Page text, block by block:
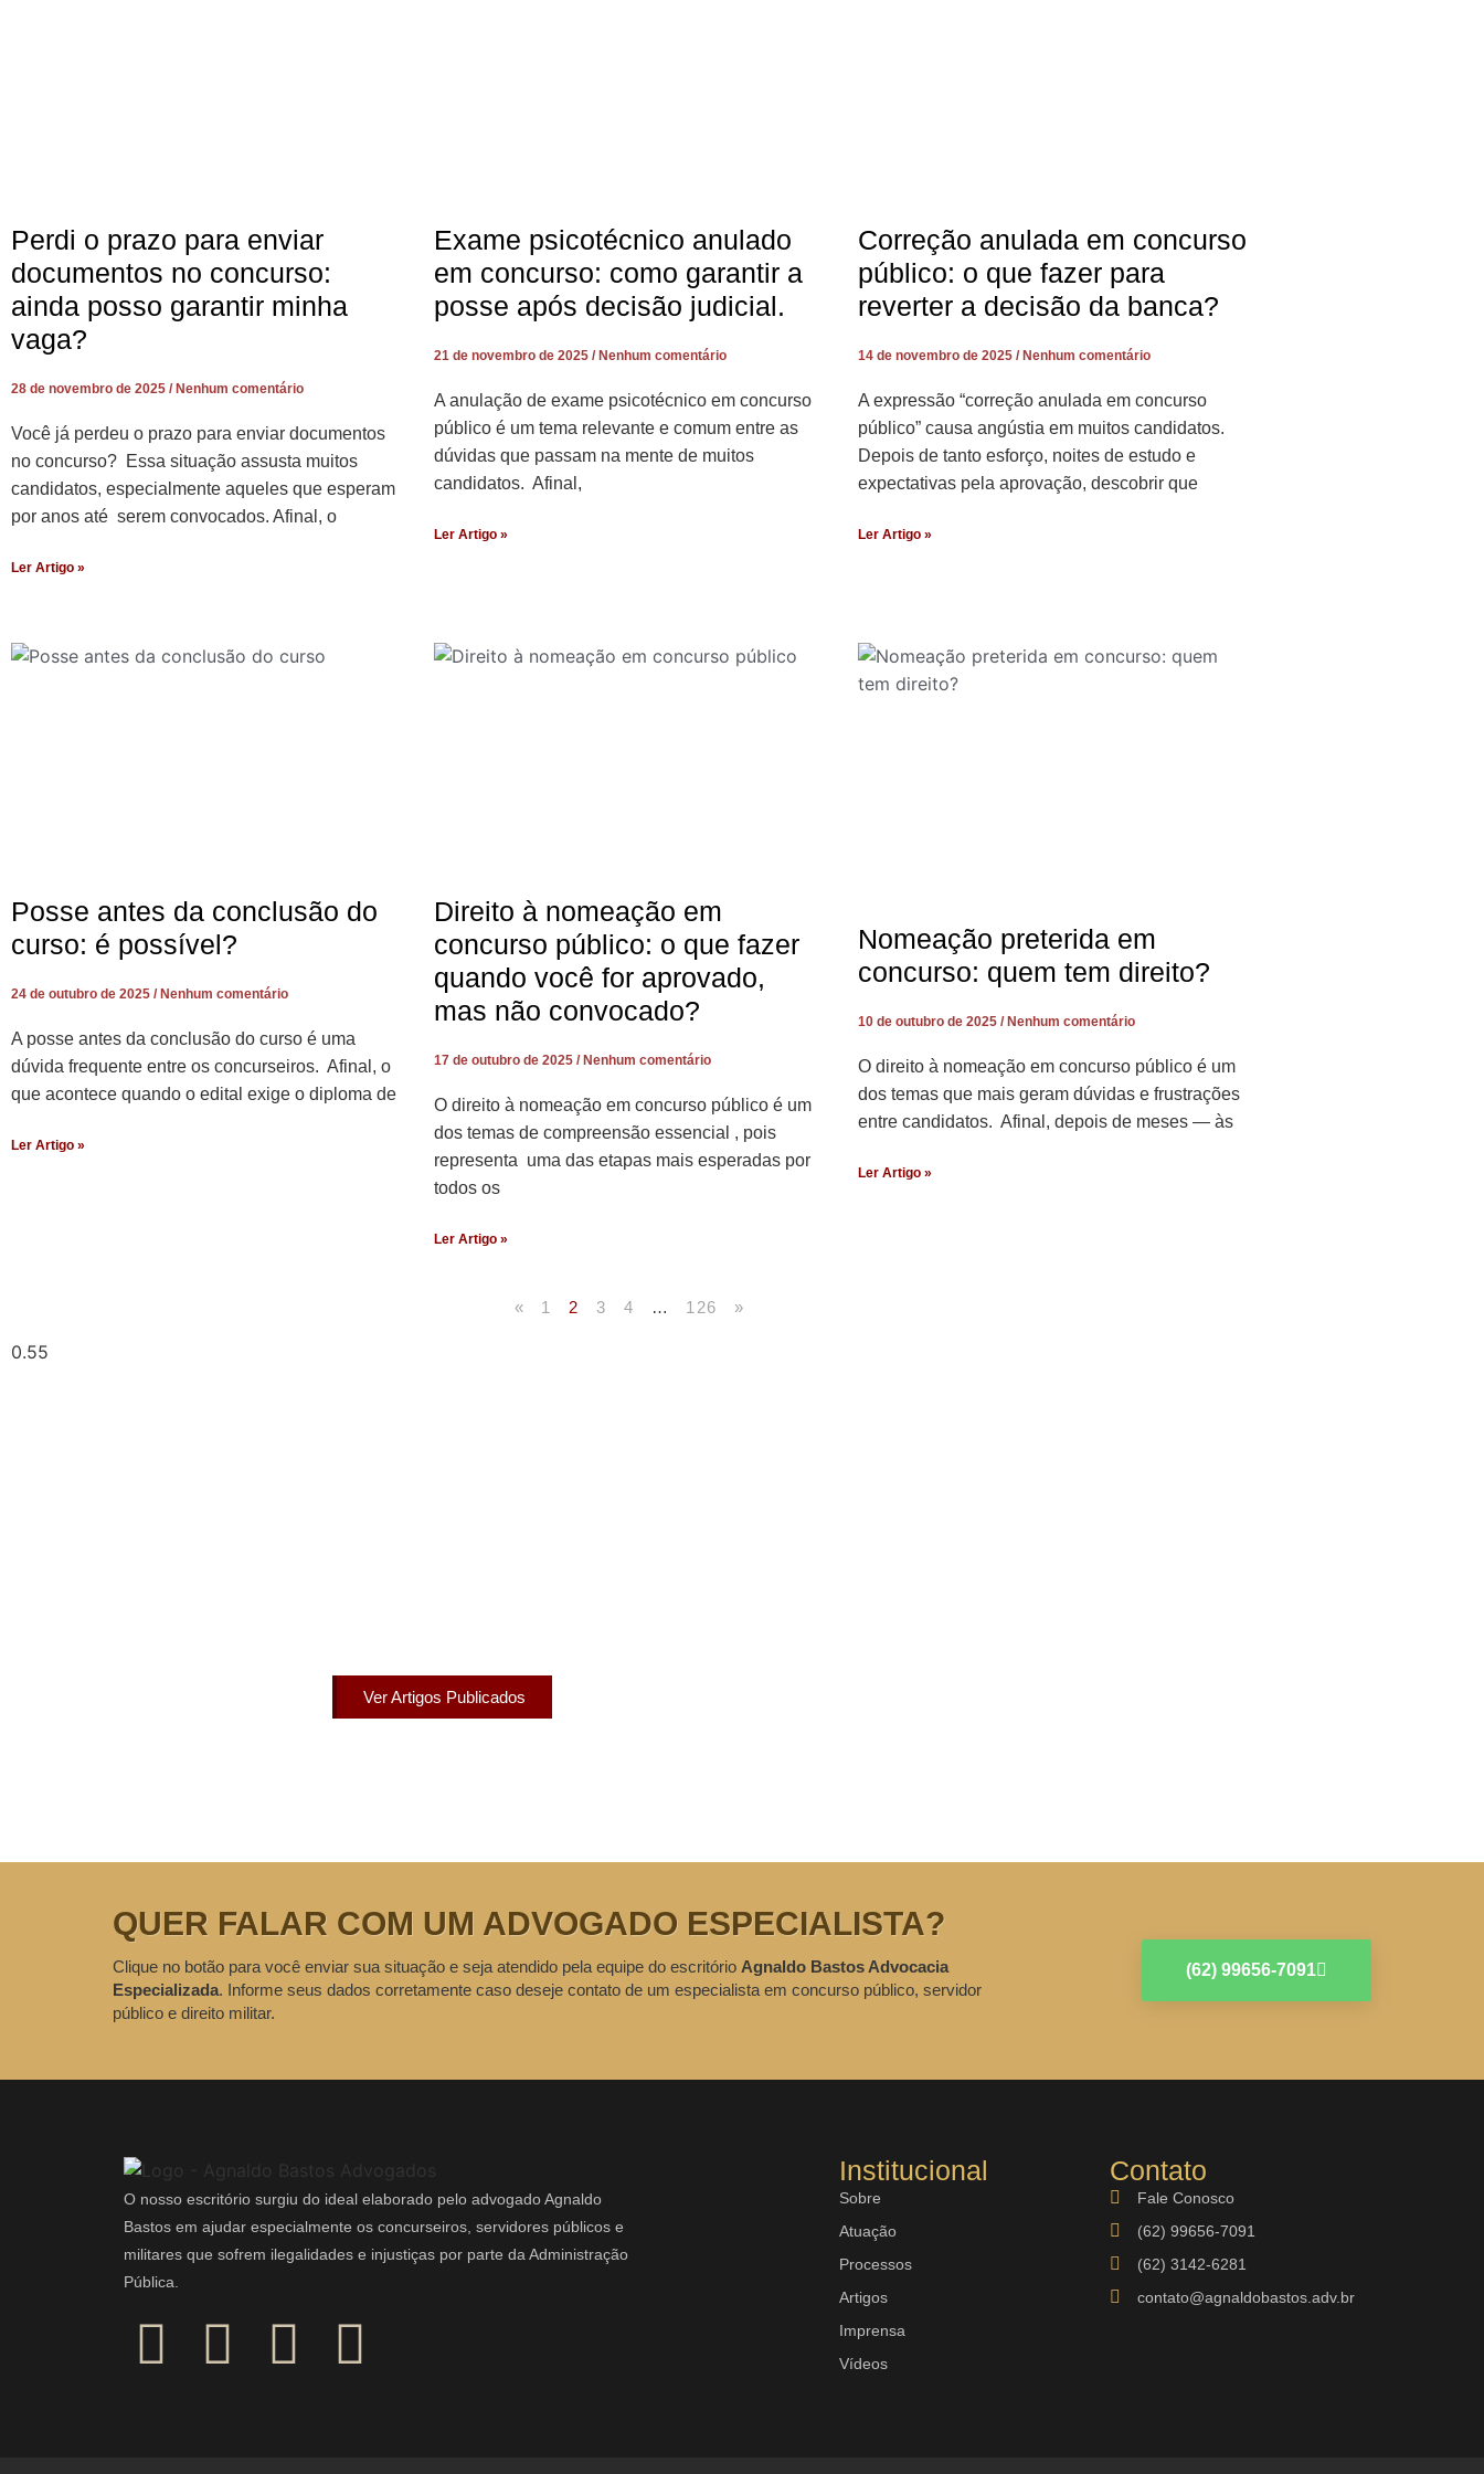
Perdi o prazo para enviar
documentos no concurso:
ainda posso garantir minha
vaga?
28 de novembro de 2025 Nenhum comentário
Você já perdeu o prazo para enviar documentos
no concurso? Essa situação assusta muitos
candidatos, especialmente aqueles que esperam
por anos até serem convocados. Afinal, o
Ler Artigo »
Exame psicotécnico anulado
em concurso: como garantir a
posse após decisão judicial.
21 de novembro de 2025 Nenhum comentário
A anulação de exame psicotécnico em concurso
público é um tema relevante e comum entre as
dúvidas que passam na mente de muitos
candidatos. Afinal,
Ler Artigo »
Correção anulada em concurso
público: o que fazer para
reverter a decisão da banca?
14 de novembro de 2025 Nenhum comentário
A expressão “correção anulada em concurso
público” causa angústia em muitos candidatos.
Depois de tanto esforço, noites de estudo e
expectativas pela aprovação, descobrir que
Ler Artigo »
Posse antes da conclusão do
curso: é possível?
24 de outubro de 2025 Nenhum comentário
A posse antes da conclusão do curso é uma
dúvida frequente entre os concurseiros. Afinal, o
que acontece quando o edital exige o diploma de
Ler Artigo »
Direito à nomeação em
concurso público: o que fazer
quando você for aprovado,
mas não convocado?
17 de outubro de 2025 Nenhum comentário
O direito à nomeação em concurso público é um
dos temas de compreensão essencial , pois
representa uma das etapas mais esperadas por
todos os
Ler Artigo »
Nomeação preterida em
concurso: quem tem direito?
10 de outubro de 2025 Nenhum comentário
O direito à nomeação em concurso público é um
dos temas que mais geram dúvidas e frustrações
entre candidatos. Afinal, depois de meses — às
Ler Artigo »
« 1 2 3 4 … 126 »
Ver Artigos Publicados
QUER FALAR COM UM ADVOGADO ESPECIALISTA?
Clique no botão para você enviar sua situação e seja atendido pela equipe do escritório Agnaldo Bastos Advocacia
Especializada. Informe seus dados corretamente caso deseje contato de um especialista em concurso público, servidor
público e direito militar.
(62) 99656-7091
O nosso escritório surgiu do ideal elaborado pelo advogado Agnaldo
Bastos em ajudar especialmente os concurseiros, servidores públicos e
militares que sofrem ilegalidades e injustiças por parte da Administração
Pública.
Institucional
Sobre
Atuação
Processos
Artigos
Imprensa
Vídeos
Contato
Fale Conosco
(62) 99656-7091
(62) 3142-6281
contato@agnaldobastos.adv.br